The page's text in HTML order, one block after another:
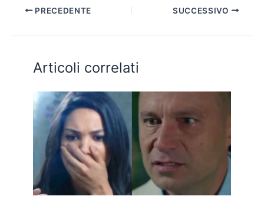
PRECEDENTE SUCCESSIVO
Articoli correlati